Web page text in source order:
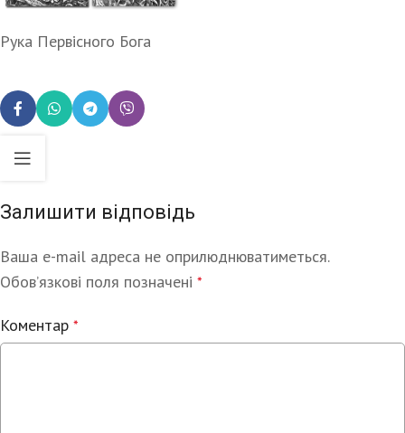
Рука Первісного Бога
Залишити відповідь
Ваша e-mail адреса не оприлюднюватиметься.
Обов’язкові поля позначені *
Коментар *
Alternative: